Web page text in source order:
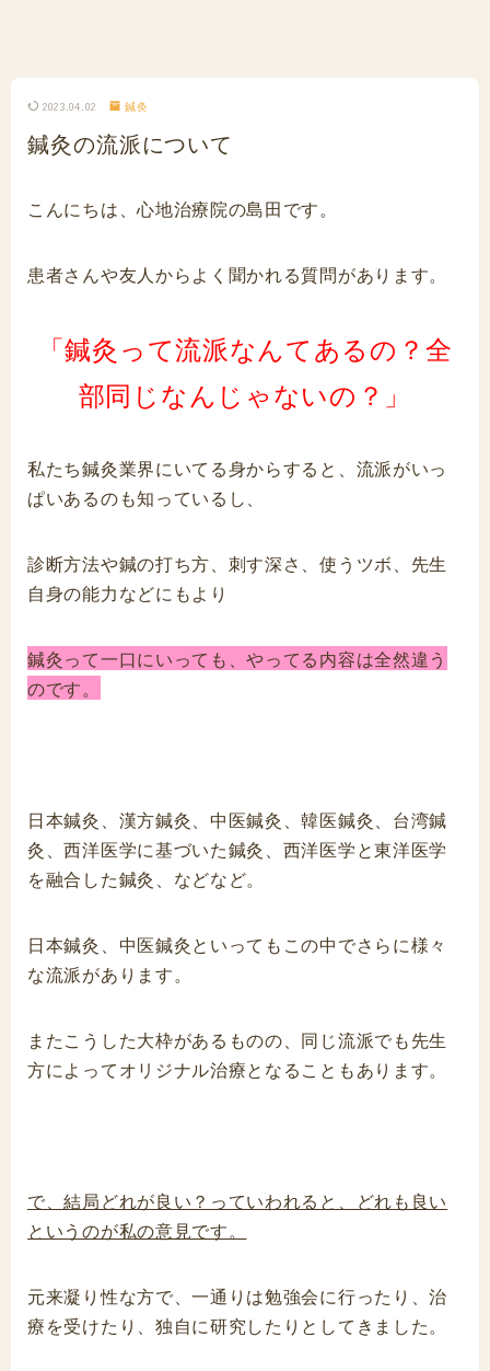
2023.04.02 鍼灸
鍼灸の流派について
こんにちは、心地治療院の島田です。
患者さんや友人からよく聞かれる質問があります。
「鍼灸って流派なんてあるの？全
部同じなんじゃないの？」
私たち鍼灸業界にいてる身からすると、流派がいっ
ぱいあるのも知っているし、
診断方法や鍼の打ち方、刺す深さ、使うツボ、先生
自身の能力などにもより
鍼灸って一口にいっても、やってる内容は全然違う
のです。
日本鍼灸、漢方鍼灸、中医鍼灸、韓医鍼灸、台湾鍼
灸、西洋医学に基づいた鍼灸、西洋医学と東洋医学
を融合した鍼灸、などなど。
日本鍼灸、中医鍼灸といってもこの中でさらに様々
な流派があります。
またこうした大枠があるものの、同じ流派でも先生
方によってオリジナル治療となることもあります。
で、結局どれが良い？っていわれると、どれも良い
というのが私の意見です。
元来凝り性な方で、一通りは勉強会に行ったり、治
療を受けたり、独自に研究したりとしてきました。